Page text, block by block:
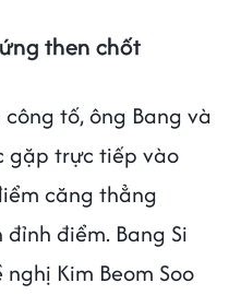
then chốt
tố, ông Bang và
gặp trực tiếp vào
căng thẳng
điểm. Bang Si
Kim Beom Soo